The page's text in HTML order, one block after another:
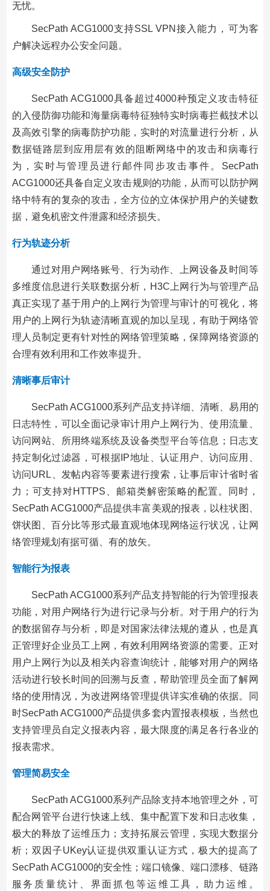
无忧。
SecPath ACG1000支持SSL VPN接入能力，可为客
户解决远程办公安全问题。
高级安全防护
SecPath ACG1000具备超过4000种预定义攻击特征
的入侵防御功能和海量病毒特征独特实时病毒拦截技术以
及高效引擎的病毒防护功能，实时的对流量进行分析，从
数据链路层到应用层有效的阻断网络中的攻击和病毒行
为，实时与管理员进行邮件同步攻击事件。SecPath
ACG1000还具备自定义攻击规则的功能，从而可以防护网
络中特有的复杂的攻击，全方位的立体保护用户的关键数
据，避免机密文件泄露和经济损失。
行为轨迹分析
通过对用户网络账号、行为动作、上网设备及时间等
多维度信息进行关联数据分析，H3C上网行为与管理产品
真正实现了基于用户的上网行为管理与审计的可视化，将
用户的上网行为轨迹清晰直观的加以呈现，有助于网络管
理人员制定更有针对性的网络管理策略，保障网络资源的
合理有效利用和工作效率提升。
清晰事后审计
SecPath ACG1000系列产品支持详细、清晰、易用的
日志特性，可以全面记录审计用户上网行为、使用流量、
访问网站、所用终端系统及设备类型平台等信息；日志支
持定制化过滤器，可根据IP地址、认证用户、访问应用、
访问URL、发帖内容等要素进行搜索，让事后审计省时省
力；可支持对HTTPS、邮箱类解密策略的配置。同时，
SecPath ACG1000产品提供丰富美观的报表，以柱状图、
饼状图、百分比等形式最直观地体现网络运行状况，让网
络管理规划有据可循、有的放矢。
智能行为报表
SecPath ACG1000系列产品支持智能的行为管理报表
功能，对用户网络行为进行记录与分析。对于用户的行为
的数据留存与分析，即是对国家法律法规的遵从，也是真
正管理好企业员工上网，有效利用网络资源的需要。正对
用户上网行为以及相关内容查询统计，能够对用户的网络
活动进行较长时间的回溯与反查，帮助管理员全面了解网
络的使用情况，为改进网络管理提供详实准确的依据。同
时SecPath ACG1000产品提供多套内置报表模板，当然也
支持管理员自定义报表内容，最大限度的满足各行各业的
报表需求。
管理简易安全
SecPath ACG1000系列产品除支持本地管理之外，可
配合网管平台进行快速上线、集中配置下发和日志收集，
极大的释放了运维压力；支持拓展云管理，实现大数据分
析；双因子UKey认证提供双重认证方式，极大的提高了
SecPath ACG1000的安全性；端口镜像、端口漂移、链路
服务质量统计、界面抓包等运维工具，助力运维。